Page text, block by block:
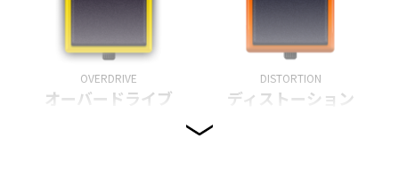
OVERDRIVE
オーバードライブ
DISTORTION
ディストーション